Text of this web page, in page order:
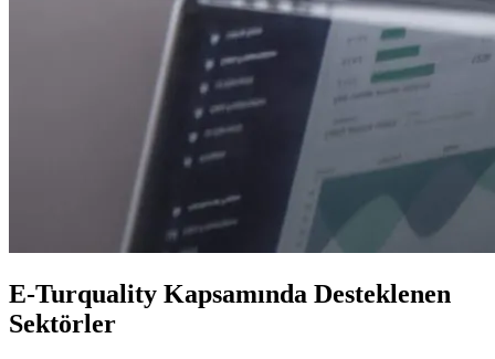
E-Turquality Kapsamında Desteklenen
Sektörler